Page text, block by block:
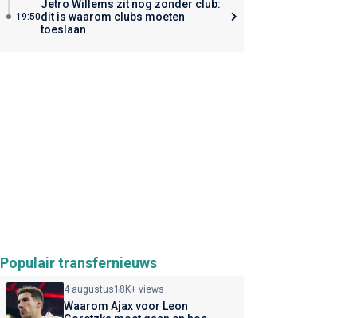
19:50
Jetro Willems zit nog zonder club:
dit is waarom clubs moeten
toeslaan
Populair transfernieuws
4 augustus18K+ views
Waarom Ajax voor Leon